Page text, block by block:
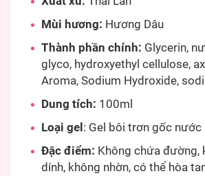
Mùi hương: Hương Dâu
Thành phần chính: Glycerin,
glyco, hydroxyethyl cellulose,
Aroma, Sodium Hydroxide,
Dung tích: 100ml
Loại gel : Gel bôi trơn gốc nước
Đặc điểm: Không chứa đường,
dính, không nhờn, có thể hòa